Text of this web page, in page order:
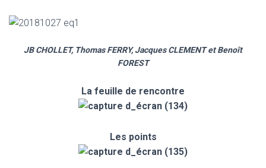
JB CHOLLET, Thomas FERRY, Jacques CLEMENT et Benoît
FOREST
La feuille de rencontre
Les points